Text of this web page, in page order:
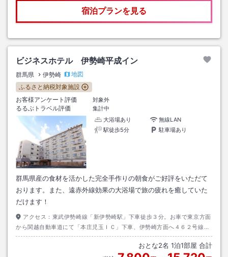
宿泊プランを見る
ビジネスホテル 伊勢崎平成イン
群馬県 伊勢崎
地図
ふるさと納税対象施設
お客様アンケート評価
対象外
るるぶトラベル評価
集計中
大浴場あり
無線LAN
駅徒歩5分
駐車場あり
群馬県産の食材を活かした完全手作りの朝食がご好評をいただて
おります。また、遠赤外線効果の大浴場で旅の疲れを癒していた
だけます！
アクセス： 東武伊勢崎線「新伊勢崎駅」下車徒歩３分。お車で東京方面
から関越自動車道にて「本庄児玉ＩＣ」下車、伊勢崎方面へ４６２号線に
て直進。伊勢崎市役所の交差点を越えて３つ目の信号を左折しすぐ右手が
おとな2名 1泊1部屋 合計